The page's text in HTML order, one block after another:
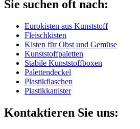
Sie suchen oft nach:
Eurokisten aus Kunststoff
Fleischkisten
Kisten für Obst und Gemüse
Kunststoffpaletten
Stabile Kunststoffboxen
Palettendeckel
Plastikflaschen
Plastikkanister
Kontaktieren Sie uns: